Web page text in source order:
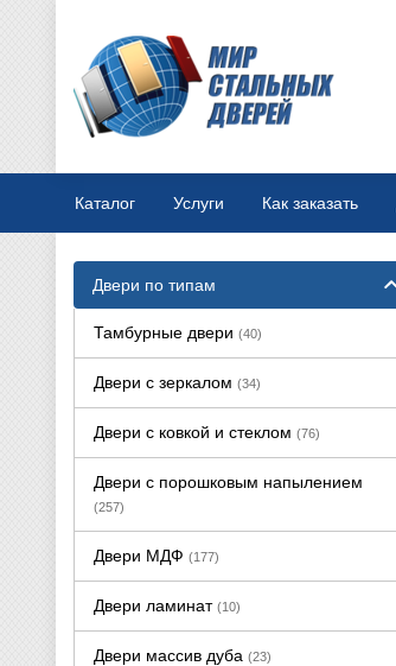
Каталог Услуги Как заказать
Двери по типам
Тамбурные двери (40)
Двери с зеркалом (34)
Двери с ковкой и стеклом (76)
Двери с порошковым напылением
(257)
Двери МДФ (177)
Двери ламинат (10)
Двери массив дуба (23)